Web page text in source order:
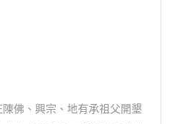
佛、興宗、地有承祖父開墾